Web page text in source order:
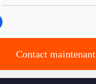
Contact maintenant